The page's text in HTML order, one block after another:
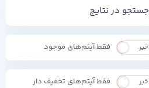
جستجو در نتایج
بله خیر فقط آیتم‌های موجود
بله خیر فقط آیتم‌های تخفیف دار